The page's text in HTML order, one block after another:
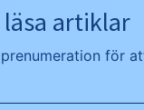
artiklar
för